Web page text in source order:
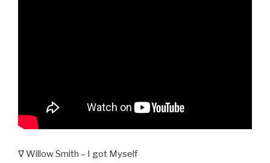
∇ Willow Smith – I got Myself